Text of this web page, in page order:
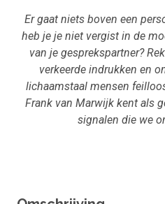
Er gaat niets boven een
heb je je niet vergist in de
van je gesprekspartner?
verkeerde indrukken en
lichaamstaal mensen
Frank van Marwijk kent als
signalen die we